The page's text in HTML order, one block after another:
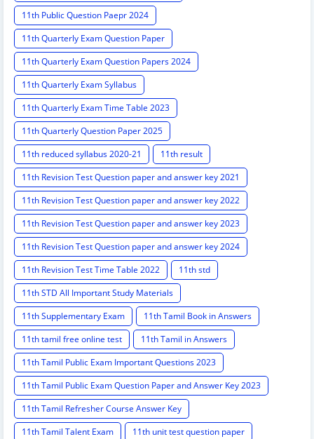
11th Public Question Paepr 2024
11th Quarterly Exam Question Paper
11th Quarterly Exam Question Papers 2024
11th Quarterly Exam Syllabus
11th Quarterly Exam Time Table 2023
11th Quarterly Question Paper 2025
11th reduced syllabus 2020-21
11th result
11th Revision Test Question paper and answer key 2021
11th Revision Test Question paper and answer key 2022
11th Revision Test Question paper and answer key 2023
11th Revision Test Question paper and answer key 2024
11th Revision Test Time Table 2022
11th std
11th STD All Important Study Materials
11th Supplementary Exam
11th Tamil Book in Answers
11th tamil free online test
11th Tamil in Answers
11th Tamil Public Exam Important Questions 2023
11th Tamil Public Exam Question Paper and Answer Key 2023
11th Tamil Refresher Course Answer Key
11th Tamil Talent Exam
11th unit test question paper